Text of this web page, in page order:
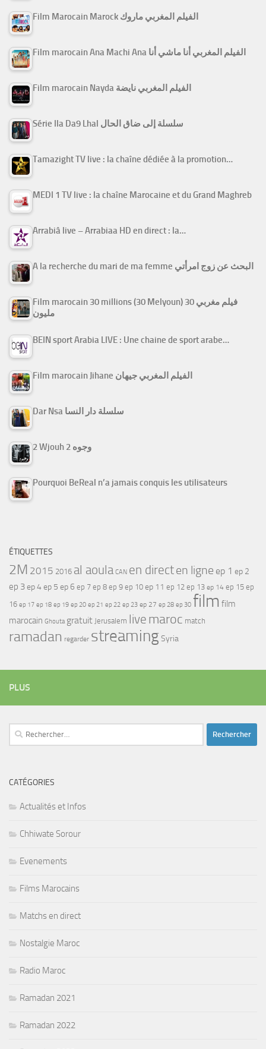
Film Marocain Marock الفيلم المغربي ماروك
Film marocain Ana Machi Ana الفيلم المغربي أنا ماشي أنا
Film marocain Nayda الفيلم المغربي نايضة
Série Ila Da9 Lhal سلسلة إلى ضاق الحال
Tamazight TV live : la chaîne dédiée à la promotion…
MEDI 1 TV live : la chaîne Marocaine et du Grand Maghreb
Arrabiâ live – Arrabiaa HD en direct : la…
A la recherche du mari de ma femme البحث عن زوج امرأتي
Film marocain 30 millions (30 Melyoun) فيلم مغربي 30
مليون
BEIN sport Arabia LIVE : Une chaine de sport arabe…
Film marocain Jihane الفيلم المغربي جيهان
Dar Nsa سلسلة دار النسا
2 Wjouh 2 وجوه
Pourquoi BeReal n’a jamais conquis les utilisateurs
ÉTIQUETTES
2M 2015 2016 al aoula CAN en directen ligne ep 1 ep 2
ep 3ep 4ep 5 ep 6 ep 7 ep 8 ep 9 ep 10 ep 11 ep 12 ep 13 ep 14 ep 15 ep
16 ep 17 ep 18 ep 19 ep 20 ep 21 ep 22 ep 23 ep 27 ep 28 ep 30 film film
marocain Ghouta gratuit Jerusalem live maroc match
ramadan regarder streamingSyria
PLUS
Rechercher :
CATÉGORIES
Actualités et Infos
Chhiwate Sorour
Evenements
Films Marocains
Matchs en direct
Nostalgie Maroc
Radio Maroc
Ramadan 2021
Ramadan 2022